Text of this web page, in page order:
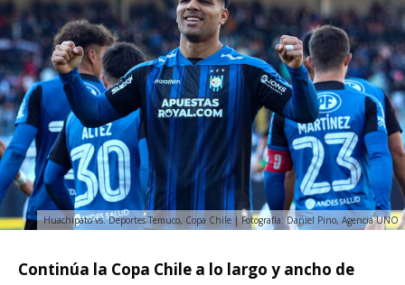
Huachipato vs. Deportes Temuco, Copa Chile | Fotografía: Daniel Pino, Agencia UNO
Continúa la Copa Chile a lo largo y ancho de